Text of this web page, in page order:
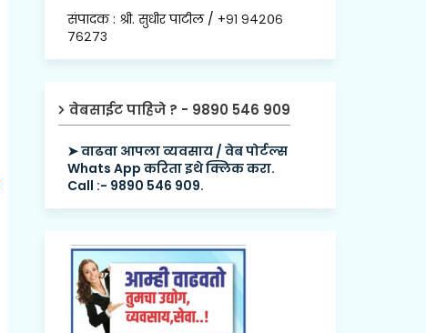
संपादक : श्री. सुधीर पाटील / +९१ ९४२०६
७६२७३
वेबसाईट पाहिजे ? - 9890 546 909
➤ वाढवा आपला व्यवसाय / वेब पोर्टल्स
Whats App करिता इथे क्लिक करा.
Call :- 9890 546 909.